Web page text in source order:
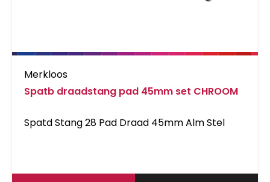
Merkloos
Spatb draadstang pad 45mm set CHROOM
Spatd Stang 28 Pad Draad 45mm Alm Stel